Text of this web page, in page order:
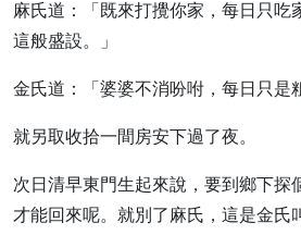
麻氏道：「既來打攪你家，每日只吃
這般盛設。」
金氏道：「婆婆不消吩咐，每日只是
就另取收拾一間房安下過了夜。
次日清早東門生起來說，要到鄉下探
才能回來呢。就別了麻氏，這是金氏